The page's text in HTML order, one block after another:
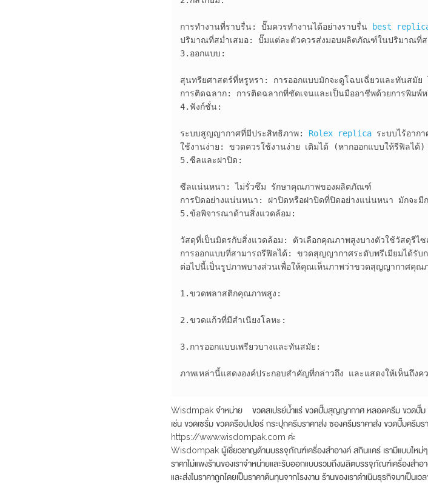
การทำงานที่ราบรื่น: ปั๊มควรทำงานได้อย่างราบรื่น best
ปริมาณที่สม่ำเสมอ: ปั๊มแต่ละตัวควรส่งมอบผลิตภัณฑ์ในปริมาณที่ส
3.ออกแบบ:
สุนทรียศาสตร์ที่หรูหรา: การออกแบบมักจะดูโฉบเฉี่ยวและทันสมัย
การติดฉลาก: การติดฉลากที่ชัดเจนและเป็นมืออาชีพด้วยการพิมพ์
4.ฟังก์ชั่น:
ระบบสูญญากาศที่มีประสิทธิภาพ: Rolex replica ระบบไร้อาก
ใช้งานง่าย: ขวดควรใช้งานง่าย เติมได้ (หากออกแบบให้รีฟิลได้
5.ซีลและฝาปิด:
ซีลแน่นหนา: ไม่รั่วซึม รักษาคุณภาพของผลิตภัณฑ์
การปิดอย่างแน่นหนา: ฝาปิดหรือฝาปิดที่ปิดอย่างแน่นหนา มักจะมี
5.ข้อพิจารณาด้านสิ่งแวดล้อม:
วัสดุที่เป็นมิตรกับสิ่งแวดล้อม: ตัวเลือกคุณภาพสูงบางตัวใช้วัสดุรีไซ
การออกแบบที่สามารถรีฟิลได้: ขวดสุญญากาศระดับพรีเมียมได้รั
ต่อไปนี้เป็นรูปภาพบางส่วนเพื่อให้คุณเห็นภาพว่าขวดสุญญากาศคุณ
1.ขวดพลาสติกคุณภาพสูง:
2.ขวดแก้วที่มีสำเนียงโลหะ:
3.การออกแบบเพรียวบางและทันสมัย:
ภาพเหล่านี้แสดงองค์ประกอบสำคัญที่กล่าวถึง และแสดงให้เห็นถึง
Wisdmpak จำหน่าย ขวดสเปรย์น้ำแร่ ขวดปั๊มสุญญากาศ หลอดครีม ขวดปั๊ม
เช่น ขวดเซรั่ม ขวดดร๊อปเปอร์ กระปุกครีมราคาส่ง ซองครีมราคาส่ง ขวดปั๊มครีมรา
https://www.wisdompak.com ค่ะ
Wisdompak ผู้เชี่ยวชาญด้านบรรจุภัณฑ์เครื่องสำอางค์ สกินแคร์ เรามีแบบใหม่
ราคาไม่แพงร้านของเราจำหน่ายและรับออกแบบรวมถึงผลิตบรรจุภัณฑ์เครื่องส
และส่งในราคาถูกโดยเป็นราคาต้นทุนจากโรงงาน ร้านของเราดำเนินธุรกิจมาเป็